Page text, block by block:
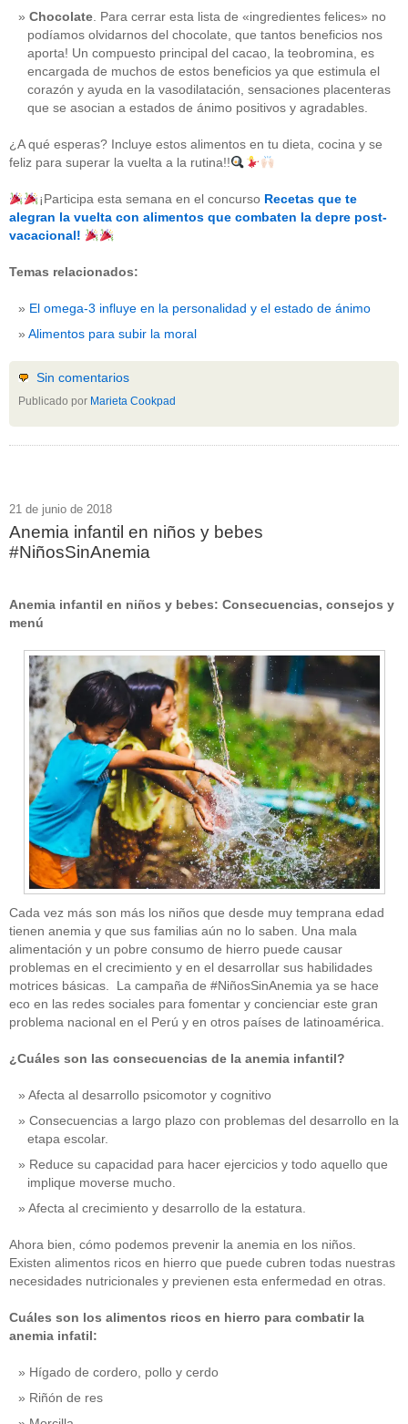
CATEGORÍAS
acido-folico (4)
alergias(3)
alimentos(22)
alimentos-perjudiaciales (17)
antioxidantes (6)
beneficios-salud(53)
calcio
corazon(1)
dietas(10)
embarazo
nutricion(3)
obesidad(12)
Sin categoría(438)
vitaminas(10)
RSS - Entradas
ADMINISTRAR
Chocolate. Para cerrar esta lista de «ingredientes felices» no
podíamos olvidarnos del chocolate, que tantos beneficios nos
aporta! Un compuesto principal del cacao, la teobromina, es
encargada de muchos de estos beneficios ya que estimula el
corazón y ayuda en la vasodilatación, sensaciones placenteras
que se asocian a estados de ánimo positivos y agradables.
¿A qué esperas? Incluye estos alimentos en tu dieta, cocina y se
feliz para superar la vuelta a la rutina!!
¡Participa esta semana en el concurso Recetas que te
alegran la vuelta con alimentos que combaten la depre post-
vacacional!
Temas relacionados:
El omega-3 influye en la personalidad y el estado de ánimo
Alimentos para subir la moral
Sin comentarios
Publicado por Marieta Cookpad
21 de junio de 2018
Anemia infantil en niños y bebes
#NiñosSinAnemia
Anemia infantil en niños y bebes: Consecuencias, consejos y
menú
Cada vez más son más los niños que desde muy temprana edad
tienen anemia y que sus familias aún no lo saben. Una mala
alimentación y un pobre consumo de hierro puede causar
problemas en el crecimiento y en el desarrollar sus habilidades
motrices básicas. La campaña de #NiñosSinAnemia ya se hace
eco en las redes sociales para fomentar y concienciar este gran
problema nacional en el Perú y en otros países de latinoamérica.
¿Cuáles son las consecuencias de la anemia infantil?
Afecta al desarrollo psicomotor y cognitivo
Consecuencias a largo plazo con problemas del desarrollo en la
etapa escolar.
Reduce su capacidad para hacer ejercicios y todo aquello que
implique moverse mucho.
Afecta al crecimiento y desarrollo de la estatura.
Ahora bien, cómo podemos prevenir la anemia en los niños.
Existen alimentos ricos en hierro que puede cubren todas nuestras
necesidades nutricionales y previenen esta enfermedad en otras.
Cuáles son los alimentos ricos en hierro para combatir la
anemia infatil:
Hígado de cordero, pollo y cerdo
Riñón de res